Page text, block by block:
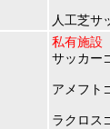
人工芝サ
私有施設
サッカー
アメフト
ラクロス